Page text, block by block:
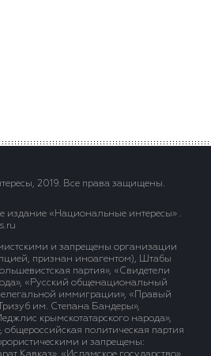
2019. Все права защищены.
издание «Национальные интересы» .
и запрещены организации
признан иноагентом), Штабы
партия», «Свидетели
«Русский общенациональный
иммиграции», «Правый
им. Степана Бандеры»,
крымскотатарского народа»,
общероссийская политическая партия
и запрещены: